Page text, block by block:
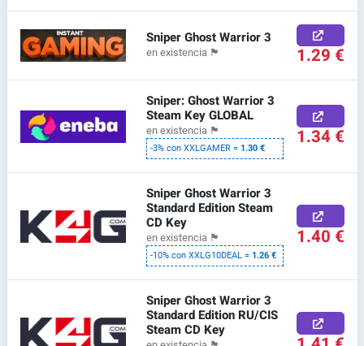
Sniper Ghost Warrior 3
en existencia 🏴 1.29 €
Sniper: Ghost Warrior 3
Steam Key GLOBAL
en existencia 🏴
-3% con XXLGAMER =1.30 € 1.34 €
Sniper Ghost Warrior 3
Standard Edition Steam
CD Key
en existencia 🏴
-10% con XXLG10DEAL =1.26 €
1.40 €
Sniper Ghost Warrior 3
Standard Edition RU/CIS
Steam CD Key